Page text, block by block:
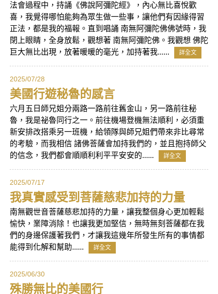
法會過程中，持誦《佛說阿彌陀經》，內心無比喜悅歡
喜，我覺得哪怕能夠為眾生做一些事，讓他們有因緣得習
正法，都是我的福報。直到唱誦 南無阿彌陀佛佛號時，我
閉上眼睛，全身放鬆，觀想著 南無阿彌陀佛。我觀想 佛陀
巨大無比出現，放著暖暖的毫光，加持著我......
詳全文
2025/07/28
美國行遊秘魯的感言
六月五日師兄姐分兩路一路前往舊金山，另一路前往秘
魯，我是祕魯同行之一。前往機場登機無法順利，必須重
新安排改搭乘另一班機，給領隊與師兄姐們帶來非比尋常
的考驗，而我相信 諸佛菩薩會加持我們的，並且抱持師父
的信念，我們都會順順利利平平安安的......
詳全文
2025/07/17
我真實感受到菩薩慈悲加持的力量
南無觀世音菩薩慈悲加持的力量，讓我整個身心更加輕鬆
愉快，業障消除！也讓我更加堅信，無時無刻菩薩都在我
們的身邊保護著我們，才讓我這幾年所發生所有的事情都
能得到化解和幫助......
詳全文
2025/06/30
殊勝無比的美國行